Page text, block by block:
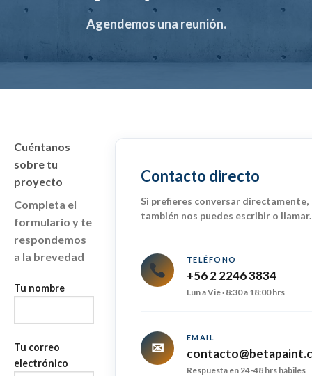
Agendemos una reunión.
Cuéntanos
sobre tu
proyecto
Completa el
formulario y te
respondemos
a la brevedad
Tu nombre
Tu correo
electrónico
Contacto directo
Si prefieres conversar directamente,
también nos puedes escribir o llamar.
TELÉFONO
+56 2 2246 3834
Lun a Vie · 8:30 a 18:00 hrs
✉
EMAIL
Respuesta en 24-48 hrs hábiles